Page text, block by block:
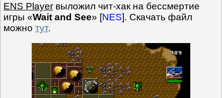
ENS Player выложил чит-хак на бессмертие
игры «Wait and See» [NES]. Скачать файл
можно тут.